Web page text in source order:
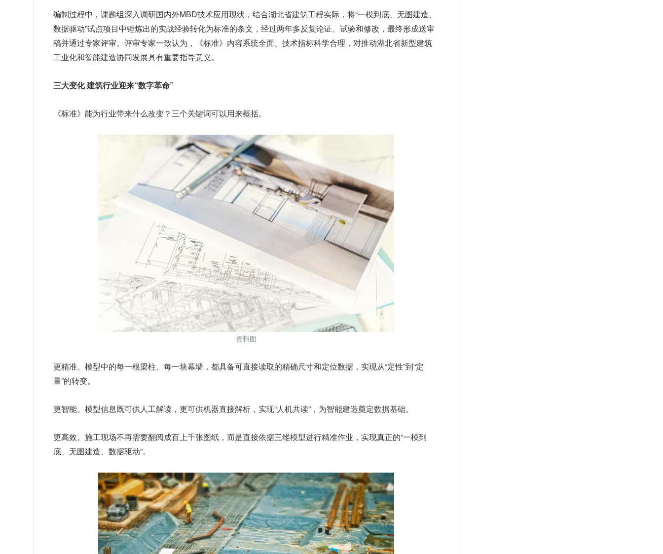
编制过程中，课题组深入调研国内外MBD技术应用现状，结合湖北省建筑工程实际，将“一模到底、无图建造、
数据驱动”试点项目中锤炼出的实战经验转化为标准的条文，经过两年多反复论证、试验和修改，最终形成送审
稿并通过专家评审。评审专家一致认为，《标准》内容系统全面、技术指标科学合理，对推动湖北省新型建筑
工业化和智能建造协同发展具有重要指导意义。
三大变化 建筑行业迎来“数字革命”
《标准》能为行业带来什么改变？三个关键词可以用来概括。
资料图
更精准。模型中的每一根梁柱、每一块幕墙，都具备可直接读取的精确尺寸和定位数据，实现从“定性”到“定
量”的转变。
更智能。模型信息既可供人工解读，更可供机器直接解析，实现“人机共读”，为智能建造奠定数据基础。
更高效。施工现场不再需要翻阅成百上千张图纸，而是直接依据三维模型进行精准作业，实现真正的“一模到
底、无图建造、数据驱动”。